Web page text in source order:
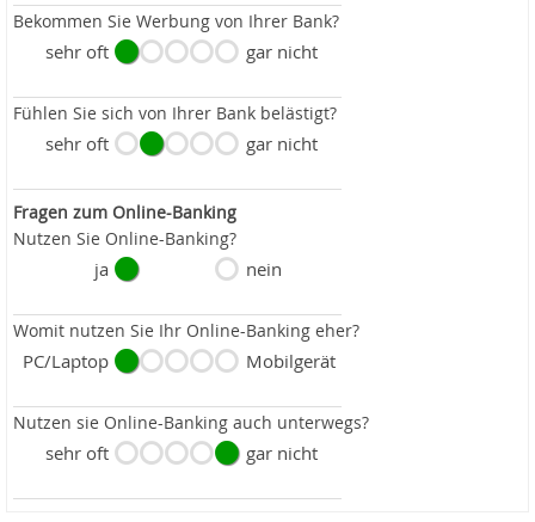
Bekommen Sie Werbung von Ihrer Bank?
sehr oft gar nicht
Fühlen Sie sich von Ihrer Bank belästigt?
sehr oft gar nicht
Fragen zum Online-Banking
Nutzen Sie Online-Banking?
ja nein
Womit nutzen Sie Ihr Online-Banking eher?
PC/Laptop Mobilgerät
Nutzen sie Online-Banking auch unterwegs?
sehr oft gar nicht